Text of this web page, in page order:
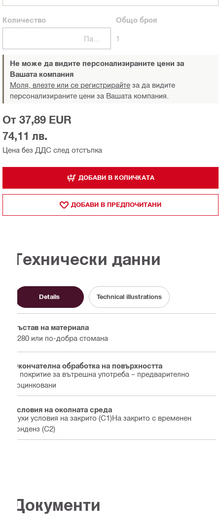
Количество Общо броя
1
Не може да видите персонализираните цени за
Вашата компания
Моля, влезте или се регистрирайте за да видите
персонализираните цени за Вашата компания.
Цена без ДДС след отстъпка
От 37,89 EUR
74,11 лв.
ДОБАВИ В КОЛИЧКАТА
ДОБАВИ В ПРЕДПОЧИТАНИ
Технически данни
Details Technical illustrations
Състав на материала
S280 или по-добра стомана
Окончателна обработка на повърхността
С покритие за вътрешна употреба – предварително
поцинковани
Условия на околната среда
Сухи условия на закрито (С1)На закрито с временен
конденз (С2)
Документи